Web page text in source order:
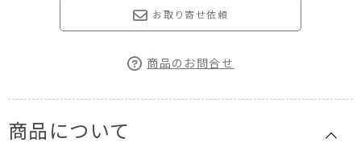
お取り寄せ依頼
商品のお問合せ
商品について